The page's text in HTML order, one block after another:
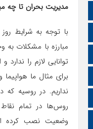
صفحه نخست
تالار گفتمان
اپلیکیشن سایت
مدیریت بحران تا چه
با توجه به شرایط
مبارزه با مشکلات به
توانایی لازم را
برای مثال ما
نداریم. در روسیه که
روس‌ها در تمام
وضعیت نصب کرده